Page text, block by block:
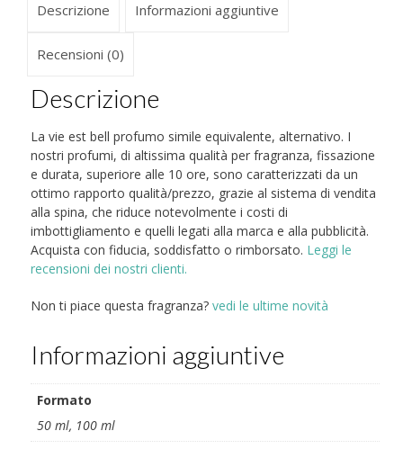
quantità
Descrizione Informazioni aggiuntive
Recensioni (0)
Descrizione
La vie est bell profumo simile equivalente, alternativo. I
nostri profumi, di altissima qualità per fragranza, fissazione
e durata, superiore alle 10 ore, sono caratterizzati da un
ottimo rapporto qualità/prezzo, grazie al sistema di vendita
alla spina, che riduce notevolmente i costi di
imbottigliamento e quelli legati alla marca e alla pubblicità.
Acquista con fiducia, soddisfatto o rimborsato. Leggi le
recensioni dei nostri clienti.
Non ti piace questa fragranza? vedi le ultime novità
Informazioni aggiuntive
Formato
50 ml, 100 ml